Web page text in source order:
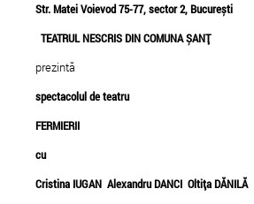
Str. Matei Voievod 75-77, sector 2, București
TEATRUL NESCRIS DIN COMUNA ȘANȚ
prezintă
spectacolul de teatru
FERMIERII
cu
Cristina IUGAN Alexandru DANCI Oltița DĂNILĂ